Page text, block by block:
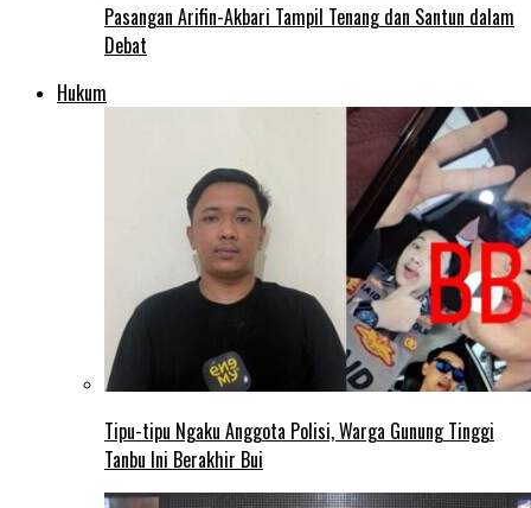
Pasangan Arifin-Akbari Tampil Tenang dan Santun dalam
Debat
Hukum
Tipu-tipu Ngaku Anggota Polisi, Warga Gunung Tinggi
Tanbu Ini Berakhir Bui